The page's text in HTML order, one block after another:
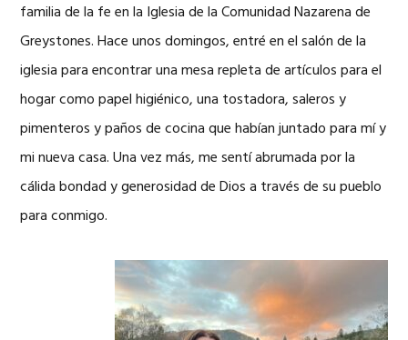
familia de la fe en la Iglesia de la Comunidad Nazarena de
Greystones. Hace unos domingos, entré en el salón de la
iglesia para encontrar una mesa repleta de artículos para el
hogar como papel higiénico, una tostadora, saleros y
pimenteros y paños de cocina que habían juntado para mí y
mi nueva casa. Una vez más, me sentí abrumada por la
cálida bondad y generosidad de Dios a través de su pueblo
para conmigo.